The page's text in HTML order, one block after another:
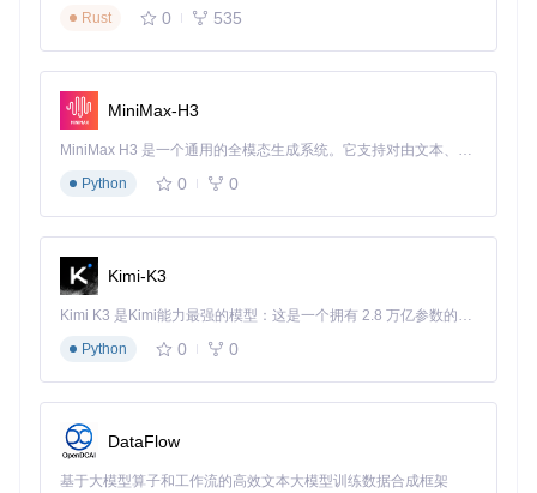
可扩展性
：开放源代码，允许社区贡献和自定义功能。
尽管zfswatcher项目当前不再更新，但它仍然在许多环境中发
挥着作用，而且有一个更活跃的分支可供选择。如果你正在寻
找一个可靠的方式来监控你的ZFS存储池，那么zfswatcher无
疑是一个值得考虑的优秀工具。
Rust
0 535
MiniMax-H3
MiniMax H3 是一个通用的全模态生成系统。它支持对由文本、图像、视频和音频组成的多模态上下文进行统一理解，并能生成分辨率高达 2K、时长可达 15 秒的带原生立体声音频的视频。得益于面向任务泛化的系统设计，H3 在预训练阶段就已具备广泛的多模态上下文理解与生成能力，能够出色地执行复杂的多模态指令。
Python
0 0
Kimi-K3
Kimi K3 是Kimi能力最强的模型：这是一个拥有 2.8 万亿参数的混合专家（MoE）模型，具备原生视觉理解能力，并支持 100 万 token 的上下文窗口。
Python
0 0
DataFlow
基于大模型算子和工作流的高效文本大模型训练数据合成框架